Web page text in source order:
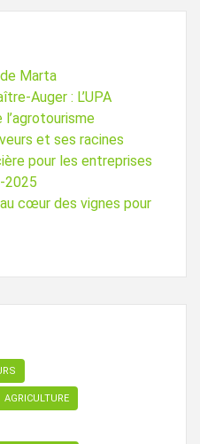
Marta
Auger : L’UPA
et ses racines
pour les entreprises
2025
cœur des vignes pour
AGRICULTURE